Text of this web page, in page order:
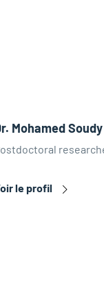
Mohamed Soudy
le profil